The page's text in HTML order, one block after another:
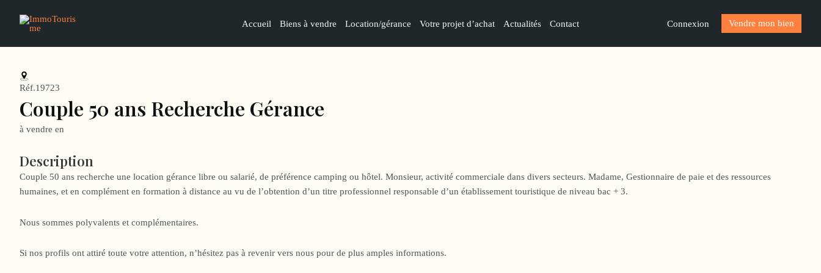
Accueil Biens à vendre Location/gérance Votre projet d’achat Actualités Contact Connexion Vendre mon bien
Réf.19723
Couple 50 ans Recherche Gérance
à vendre en
Description
Couple 50 ans recherche une location gérance libre ou salarié, de préférence camping ou hôtel. Monsieur, activité commerciale dans divers secteurs. Madame, Gestionnaire de paie et des ressources
humaines, et en complément en formation à distance au vu de l’obtention d’un titre professionnel responsable d’un établissement touristique de niveau bac + 3.
Nous sommes polyvalents et complémentaires.
Si nos profils ont attiré toute votre attention, n’hésitez pas à revenir vers nous pour de plus amples informations.